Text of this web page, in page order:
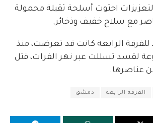
احتوت أسلحة ثقيلة محمولة
مع سلاح خفيف وذخائر.
للفرقة الرابعة كانت قد تعرضت، منذ
لقسد تسللت عبر نهر الفرات، قتل
عناصرها.
الفرقة الرابعة دمشق